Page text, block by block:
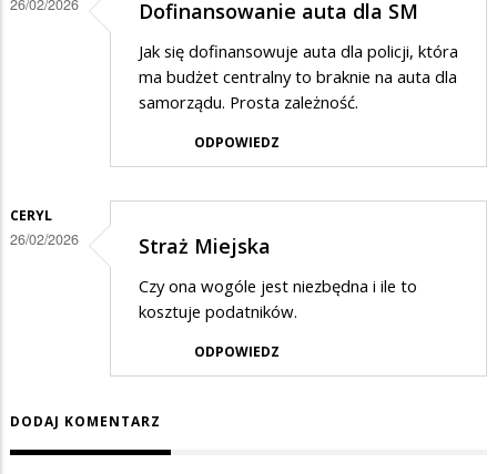
26/02/2026 Dofinansowanie auta dla SM
Jak się dofinansowuje auta dla policji, która
ma budżet centralny to braknie na auta dla
samorządu. Prosta zależność.
ODPOWIEDZ
CERYL
26/02/2026 Straż Miejska
Czy ona wogóle jest niezbędna i ile to
kosztuje podatników.
ODPOWIEDZ
DODAJ KOMENTARZ